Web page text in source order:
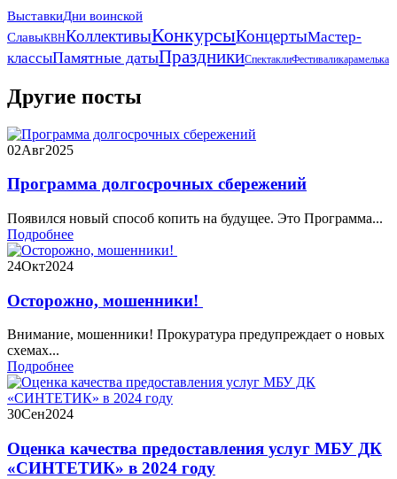
ВыставкиДни воинской
СлавыКВНКоллективыКонкурсыКонцертыМастер-
классыПамятные датыПраздникиСпектаклиФестиваликарамелька
Другие посты
02Авг2025
Программа долгосрочных сбережений
Появился новый способ копить на будущее. Это Программа...
Подробнее
24Окт2024
Осторожно, мошенники!
Внимание, мошенники! Прокуратура предупреждает о новых
схемах...
Подробнее
30Сен2024
Оценка качества предоставления услуг МБУ ДК
«СИНТЕТИК» в 2024 году